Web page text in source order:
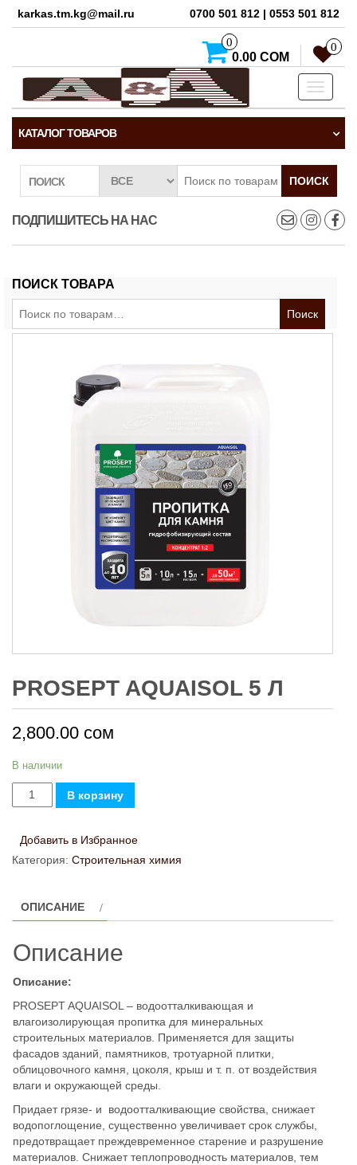
karkas.tm.kg@mail.ru 0700 501 812 | 0553 501 812
0
0.00 СОМ
0
Toggle
КАТАЛОГ ТОВАРОВ
ПОИСК ПОИСК
ПОДПИШИТЕСЬ НА НАС
ПОИСК ТОВАРА
Поиск
PROSEPT AQUAISOL 5 Л
2,800.00 сом
В наличии
Количество
товара
В корзину
Добавить в Избранное
Категория: Строительная химия
ОПИСАНИЕ
Описание
Описание:
PROSEPT AQUAISOL – водоотталкивающая и
влагоизолирующая пропитка для минеральных
строительных материалов. Применяется для защиты
фасадов зданий, памятников, тротуарной плитки,
облицовочного камня, цоколя, крыш и т. п. от воздействия
влаги и окружающей среды.
Придает грязе- и водоотталкивающие свойства, снижает
водопоглощение, существенно увеличивает срок службы,
предотвращает преждевременное старение и разрушение
материалов. Снижает теплопроводность материалов, тем